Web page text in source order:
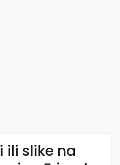
ili slike na